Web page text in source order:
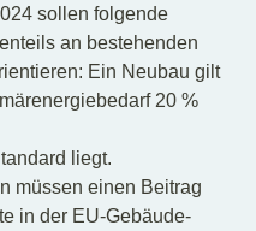
sollen folgende
an bestehenden
Ein Neubau gilt
20 %
liegt.
müssen einen Beitrag
in der EU-Gebäude-